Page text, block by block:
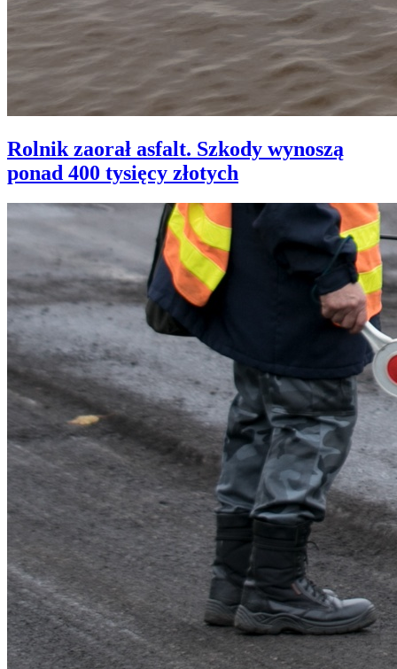
Rolnik zaorał asfalt. Szkody wynoszą
ponad 400 tysięcy złotych